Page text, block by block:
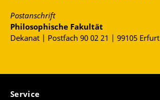
Postanschrift
Philosophische Fakultät
Dekanat | Postfach 90 02 21 | 99105 Erfurt
Service